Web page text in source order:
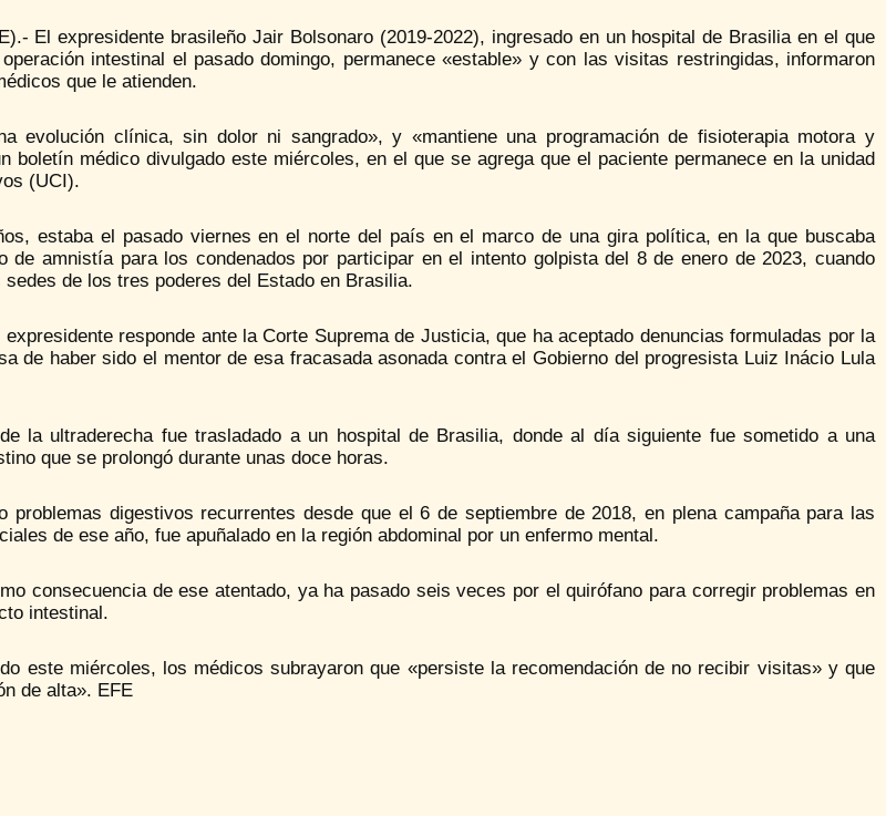
El expresidente brasileño Jair Bolsonaro (2019-2022), ingresado en un hospital de Brasilia en el que
intestinal el pasado domingo, permanece «estable» y con las visitas restringidas, informaron
que le atienden.
evolución clínica, sin dolor ni sangrado», y «mantiene una programación de fisioterapia motora y
boletín médico divulgado este miércoles, en el que se agrega que el paciente permanece en la unidad
(UCI).
estaba el pasado viernes en el norte del país en el marco de una gira política, en la que buscaba
de amnistía para los condenados por participar en el intento golpista del 8 de enero de 2023, cuando
de los tres poderes del Estado en Brasilia.
responde ante la Corte Suprema de Justicia, que ha aceptado denuncias formuladas por la
de haber sido el mentor de esa fracasada asonada contra el Gobierno del progresista Luiz Inácio Lula
la ultraderecha fue trasladado a un hospital de Brasilia, donde al día siguiente fue sometido a una
que se prolongó durante unas doce horas.
problemas digestivos recurrentes desde que el 6 de septiembre de 2018, en plena campaña para las
de ese año, fue apuñalado en la región abdominal por un enfermo mental.
consecuencia de ese atentado, ya ha pasado seis veces por el quirófano para corregir problemas en
intestinal.
este miércoles, los médicos subrayaron que «persiste la recomendación de no recibir visitas» y que
de alta». EFE